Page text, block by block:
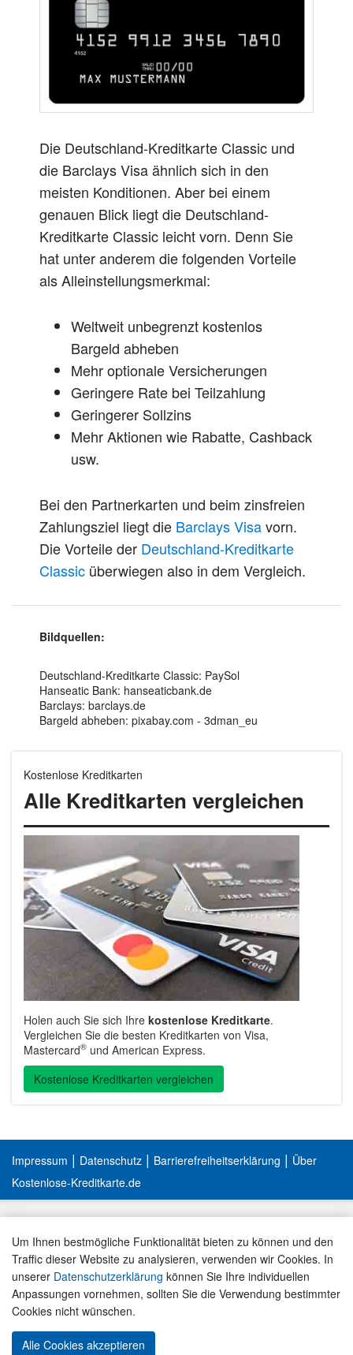
Um Ihnen bestmögliche Funktionalität bieten zu können und den
Traffic dieser Website zu analysieren, verwenden wir Cookies. In
unserer Datenschutzerklärung können Sie Ihre individuellen
Anpassungen vornehmen, sollten Sie die Verwendung bestimmter
Cookies nicht wünschen.
Alle Cookies akzeptieren
Die Deutschland-Kreditkarte Classic und
die Barclays Visa ähnlich sich in den
meisten Konditionen. Aber bei einem
genauen Blick liegt die Deutschland-
Kreditkarte Classic leicht vorn. Denn Sie
hat unter anderem die folgenden Vorteile
als Alleinstellungsmerkmal:
Weltweit unbegrenzt kostenlos
Bargeld abheben
Mehr optionale Versicherungen
Geringere Rate bei Teilzahlung
Geringerer Sollzins
Mehr Aktionen wie Rabatte, Cashback
usw.
Bei den Partnerkarten und beim zinsfreien
Zahlungsziel liegt die Barclays Visavorn.
Die Vorteile der Deutschland-Kreditkarte
Classic überwiegen also in dem Vergleich.
Bildquellen:
Deutschland-Kreditkarte Classic: PaySol
Hanseatic Bank: hanseaticbank.de
Barclays: barclays.de
Bargeld abheben: pixabay.com - 3dman_eu
Kostenlose Kreditkarten
Alle Kreditkarten vergleichen
Holen auch Sie sich Ihre kostenlose Kreditkarte.
Vergleichen Sie die besten Kreditkarten von Visa,
Mastercard® und American Express.
Kostenlose Kreditkarten vergleichen
Impressum | Datenschutz | Barrierefreiheitserklärung | Über
Kostenlose-Kreditkarte.de